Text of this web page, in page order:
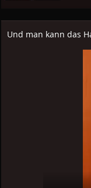
Und man kann das